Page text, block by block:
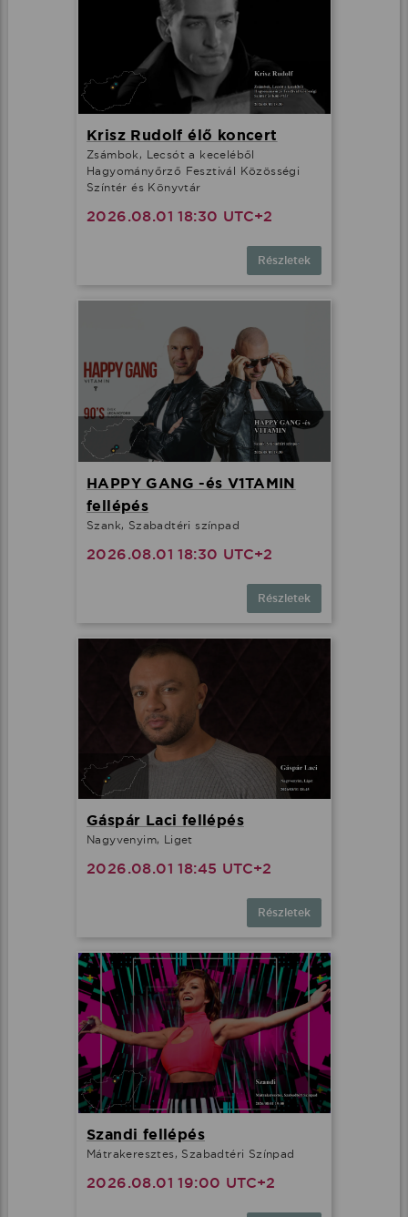
Krisz Rudolf élő koncert
Zsámbok, Lecsót a keceléből
Hagyományőrző Fesztivál Közösségi
Színtér és Könyvtár
2026.08.01 18:30 UTC+2
Részletek
HAPPY GANG -és V1TAMIN
fellépés
Szank, Szabadtéri színpad
2026.08.01 18:30 UTC+2
Részletek
Gáspár Laci fellépés
Nagyvenyim, Liget
2026.08.01 18:45 UTC+2
Részletek
Szandi fellépés
Mátrakeresztes, Szabadtéri Színpad
2026.08.01 19:00 UTC+2